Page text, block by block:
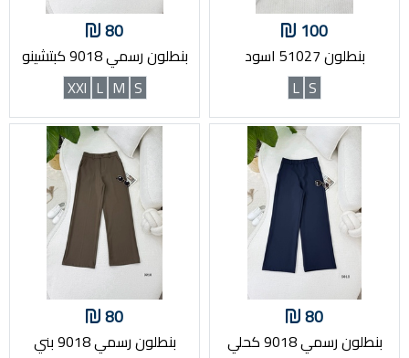
100
بنطلون 51027 اسود
S
L
80
بنطلون رسمي 9018 كبتشينو
S
M
L
XXl
80
بنطلون رسمي 9018 كحلي
80
بنطلون رسمي 9018 بني